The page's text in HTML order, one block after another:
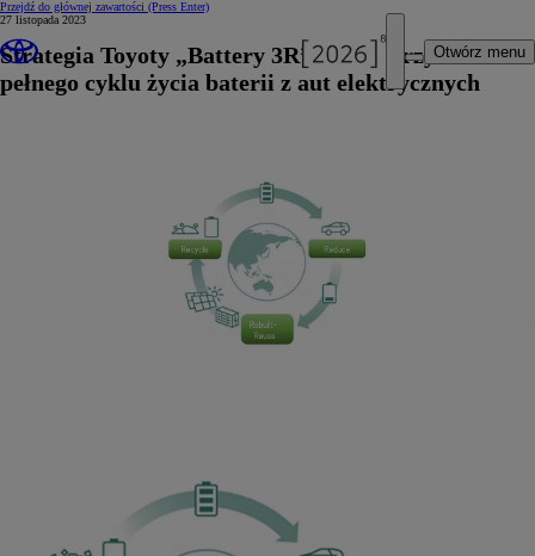
Przejdź do głównej zawartości (Press Enter)
Otwórz menu
27 listopada 2023
Strategia Toyoty „Battery 3R” na wykorzystanie
pełnego cyklu życia baterii z aut elektrycznych